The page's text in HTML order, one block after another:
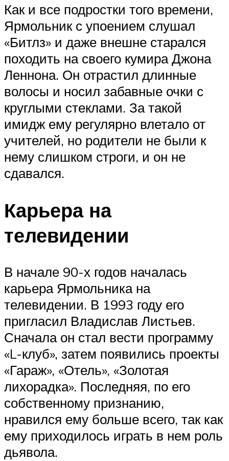
Как и все подростки того времени,
Ярмольник с упоением слушал
«Битлз» и даже внешне старался
походить на своего кумира Джона
Леннона. Он отрастил длинные
волосы и носил забавные очки с
круглыми стеклами. За такой
имидж ему регулярно влетало от
учителей, но родители не были к
нему слишком строги, и он не
сдавался.
Карьера на
телевидении
В начале 90-х годов началась
карьера Ярмольника на
телевидении. В 1993 году его
пригласил Владислав Листьев.
Сначала он стал вести программу
«L-клуб», затем появились проекты
«Гараж», «Отель», «Золотая
лихорадка». Последняя, по его
собственному признанию,
нравился ему больше всего, так как
ему приходилось играть в нем роль
дьявола.